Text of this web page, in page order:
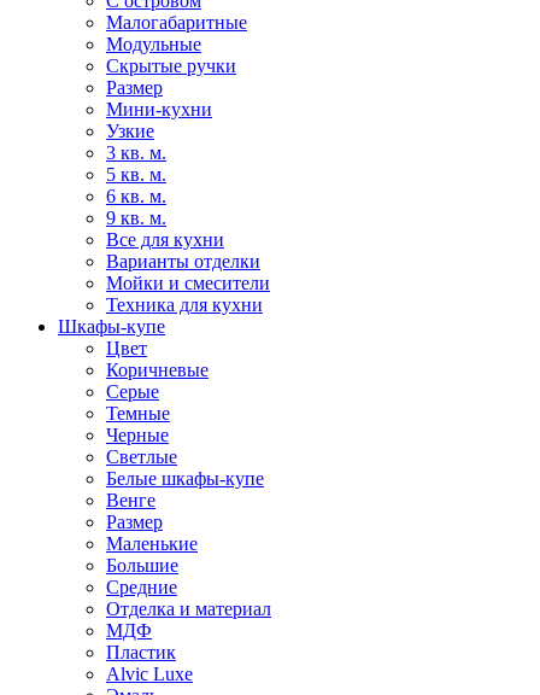
Малогабаритные
Модульные
Скрытые ручки
Размер
Мини-кухни
Узкие
3 кв. м.
5 кв. м.
6 кв. м.
9 кв. м.
Все для кухни
Варианты отделки
Мойки и смесители
Техника для кухни
Шкафы-купе
Цвет
Коричневые
Серые
Темные
Черные
Светлые
Белые шкафы-купе
Венге
Размер
Маленькие
Большие
Средние
Отделка и материал
МДФ
Пластик
Alvic Luxe